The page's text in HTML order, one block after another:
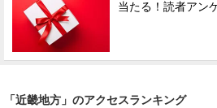
当たる！読者アン
「近畿地方」のアクセスランキング